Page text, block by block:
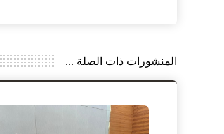
المنشورات ذات الصلة ...